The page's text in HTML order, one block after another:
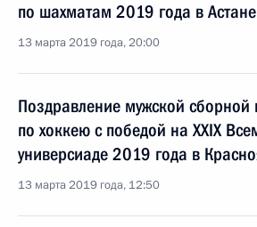
по шахматам 2019 года в Астане
13 марта 2019 года, 20:00
Поздравление мужской сборной
по хоккею с победой на XXIX
универсиаде 2019 года в
13 марта 2019 года, 12:50